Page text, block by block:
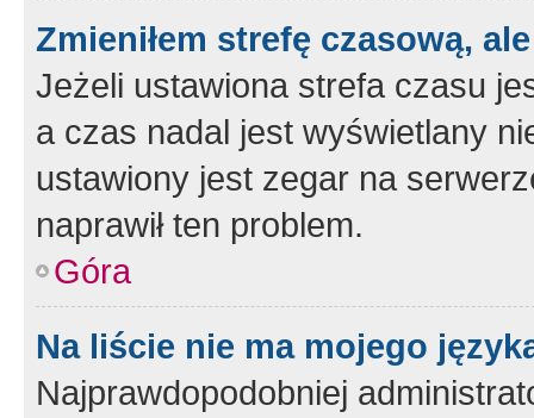
Zmieniłem strefę czasową,
Jeżeli ustawiona strefa czasu
a czas nadal jest wyświetlany
ustawiony jest zegar na
naprawił ten problem.
Góra
Na liście nie ma mojego
Najprawdopodobniej